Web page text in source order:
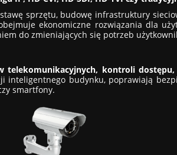
sprzętu, budowę infrastruktury
ekonomiczne rozwiązania dla
do zmieniających się potrzeb
kontroli
inteligentnego budynku, poprawiają
smartfony.